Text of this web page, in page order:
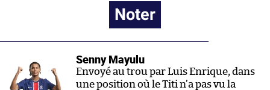
Noter
Senny Mayulu
Envoyé au trou par Luis Enrique, dans
une position où le Titi n’a pas vu la